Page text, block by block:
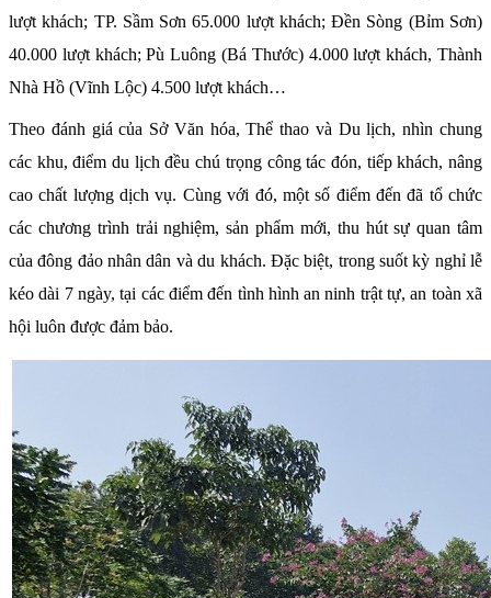
lượt khách; TP. Sầm Sơn 65.000 lượt khách; Đền Sòng (Bỉm Sơn)
40.000 lượt khách; Pù Luông (Bá Thước) 4.000 lượt khách, Thành
Nhà Hồ (Vĩnh Lộc) 4.500 lượt khách…
Theo đánh giá của Sở Văn hóa, Thể thao và Du lịch, nhìn chung
các khu, điểm du lịch đều chú trọng công tác đón, tiếp khách, nâng
cao chất lượng dịch vụ. Cùng với đó, một số điểm đến đã tổ chức
các chương trình trải nghiệm, sản phẩm mới, thu hút sự quan tâm
của đông đảo nhân dân và du khách. Đặc biệt, trong suốt kỳ nghỉ lễ
kéo dài 7 ngày, tại các điểm đến tình hình an ninh trật tự, an toàn xã
hội luôn được đảm bảo.